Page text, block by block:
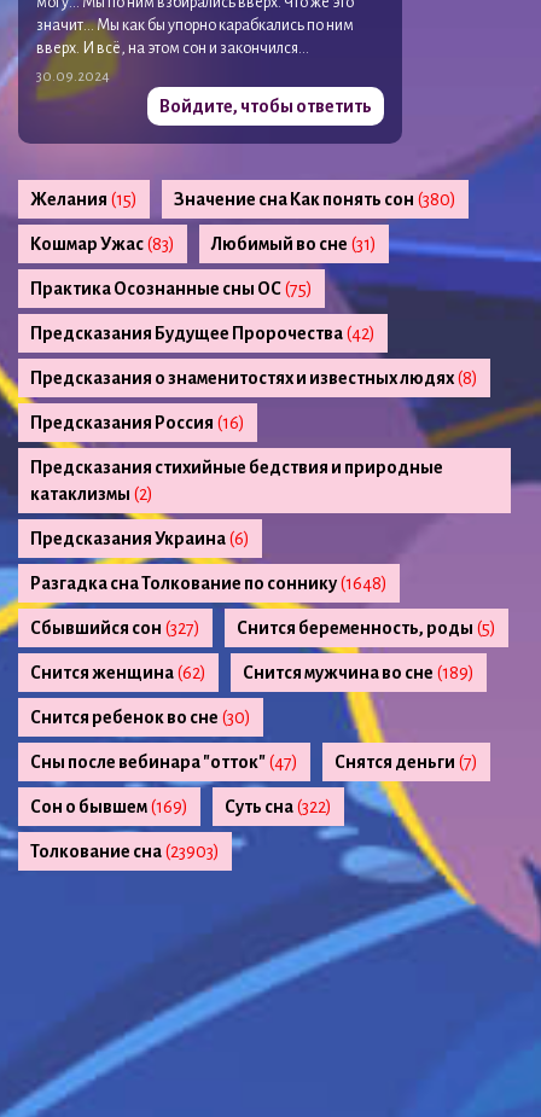
значит… Мы как бы упорно карабкались по ним
вверх. И всё, на этом сон и закончился…
30.09.2024
Войдите, чтобы ответить
Желания (15) Значение сна Как понять сон (380)
Кошмар Ужас(83) Любимый во сне (31)
Практика Осознанные сны ОС(75)
Предсказания Будущее Пророчества(42)
Предсказания о знаменитостях и известных людях(8)
Предсказания Россия (16)
Предсказания стихийные бедствия и природные
катаклизмы (2)
Предсказания Украина(6)
Разгадка сна Толкование по соннику(1648)
Сбывшийся сон (327) Снится беременность, роды (5)
Снится женщина(62) Снится мужчина во сне (189)
Снится ребенок во сне (30)
Сны после вебинара "отток"(47) Снятся деньги (7)
Сон о бывшем(169) Суть сна(322)
Толкование сна(23903)